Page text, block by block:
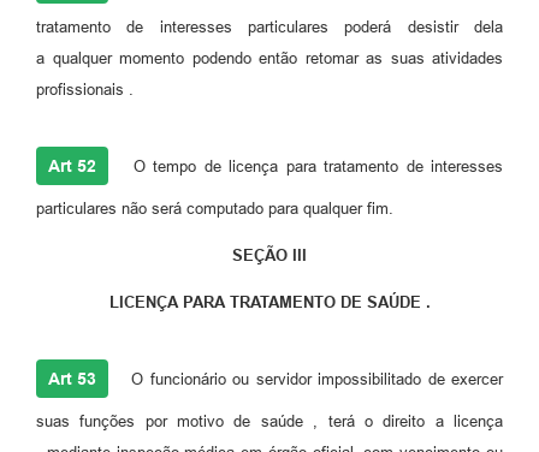
tratamento de interesses particulares poderá desistir dela
a qualquer momento podendo então retomar as suas atividades
profissionais .
Art 52 O tempo de licença para tratamento de interesses
particulares não será computado para qualquer fim.
SEÇÃO III
LICENÇA PARA TRATAMENTO DE SAÚDE .
Art 53 O funcionário ou servidor impossibilitado de exercer
suas funções por motivo de saúde , terá o direito a licença